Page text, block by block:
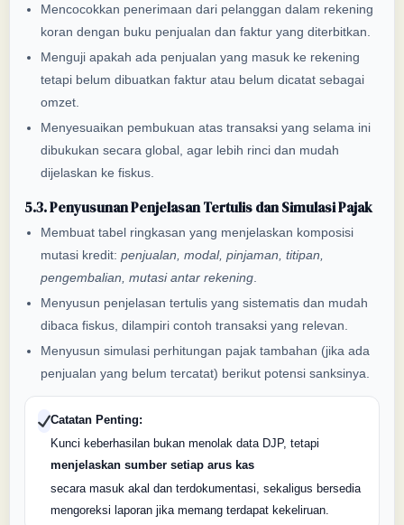
Mencocokkan penerimaan dari pelanggan dalam rekening
koran dengan buku penjualan dan faktur yang diterbitkan.
Menguji apakah ada penjualan yang masuk ke rekening
tetapi belum dibuatkan faktur atau belum dicatat sebagai
omzet.
Menyesuaikan pembukuan atas transaksi yang selama ini
dibukukan secara global, agar lebih rinci dan mudah
dijelaskan ke fiskus.
5.3. Penyusunan Penjelasan Tertulis dan Simulasi Pajak
Membuat tabel ringkasan yang menjelaskan komposisi
mutasi kredit: penjualan, modal, pinjaman, titipan,
pengembalian, mutasi antar rekening
Menyusun penjelasan tertulis yang sistematis dan mudah
dibaca fiskus, dilampiri contoh transaksi yang relevan.
Menyusun simulasi perhitungan pajak tambahan (jika ada
penjualan yang belum tercatat) berikut potensi sanksinya.
Catatan Penting:
Kunci keberhasilan bukan menolak data DJP, tetapi
menjelaskan sumber setiap arus kas
secara masuk akal dan terdokumentasi, sekaligus bersedia
mengoreksi laporan jika memang terdapat kekeliruan.